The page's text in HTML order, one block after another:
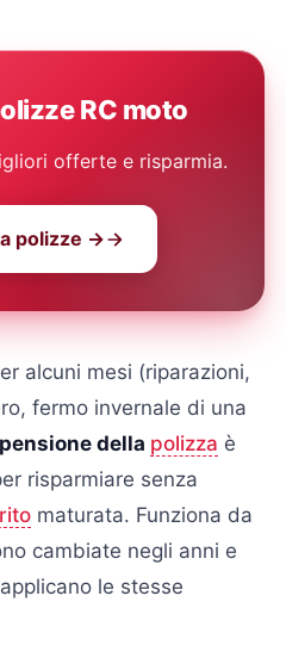
RC moto
offerte e risparmia.
polizze →
alcuni mesi (riparazioni,
fermo invernale di una
della polizza è
risparmiare senza
maturata. Funziona da
cambiate negli anni e
le stesse